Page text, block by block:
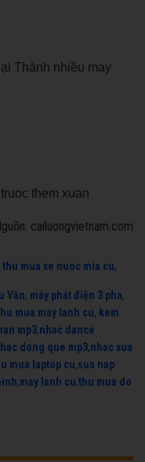
Thành nhiều may
cailuongvietnam.com
thu mua xe nuoc mia cu,
Văn, máy phát điện 3 pha,
mua may lanh cu, kem
mp3,nhac dance
dong que mp3,nhac xua
mua laptop cu,sua nap
,may lanh cu,thu mua do